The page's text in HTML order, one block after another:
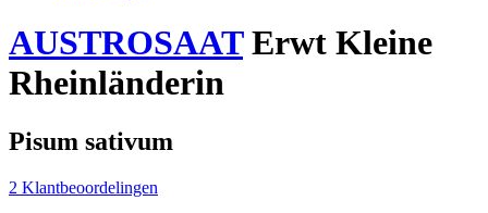
AUSTROSAATErwt Kleine
Rheinländerin
Pisum sativum
2 Klantbeoordelingen